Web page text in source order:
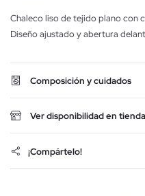
Chaleco liso de tejido plano con
Diseño ajustado y abertura
Composición y cuidados
Ver disponibilidad en tienda
¡Compártelo!